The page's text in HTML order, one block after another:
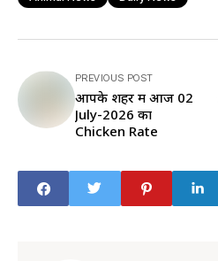
PREVIOUS POST
आपके शहर में आज 02
July-2026 का
Chicken Rate